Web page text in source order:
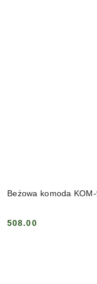
Beżowa komoda
Cena:
508.00